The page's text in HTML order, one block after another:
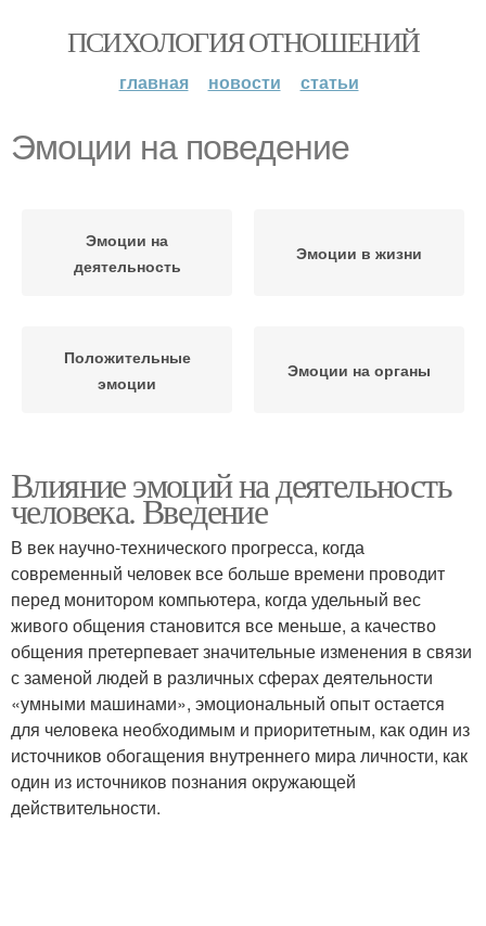
ПСИХОЛОГИЯ ОТНОШЕНИЙ
главная новости статьи
Эмоции на поведение
Эмоции на
деятельность
Эмоции в жизни
Положительные
эмоции
Эмоции на органы
Влияние эмоций на деятельность
человека. Введение
В век научно-технического прогресса, когда
современный человек все больше времени проводит
перед монитором компьютера, когда удельный вес
живого общения становится все меньше, а качество
общения претерпевает значительные изменения в связи
с заменой людей в различных сферах деятельности
«умными машинами», эмоциональный опыт остается
для человека необходимым и приоритетным, как один из
источников обогащения внутреннего мира личности, как
один из источников познания окружающей
действительности.